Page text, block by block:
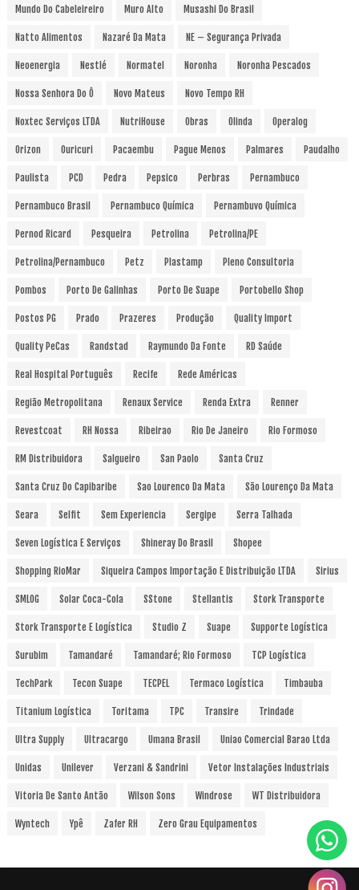
Mundo Do Cabeleireiro Muro Alto Musashi Do Brasil
Natto Alimentos Nazaré Da Mata NE – Segurança Privada
Neoenergia Nestlé Normatel Noronha Noronha Pescados
Nossa Senhora Do Ô Novo Mateus Novo Tempo RH
Noxtec Serviços LTDA NutriHouse Obras Olinda Operalog
Orizon Ouricuri Pacaembu Pague Menos Palmares Paudalho
Paulista PCD Pedra Pepsico Perbras Pernambuco
Pernambuco Brasil Pernambuco Química Pernambuvo Química
Pernod Ricard Pesqueira Petrolina Petrolina/PE
Petrolina/Pernambuco Petz Plastamp Pleno Consultoria
Pombos Porto De Galinhas Porto De Suape Portobello Shop
Postos PG Prado Prazeres Produção Quality Import
Quality PeCas Randstad Raymundo Da Fonte RD Saúde
Real Hospital Português Recife Rede Américas
Região Metropolitana Renaux Service Renda Extra Renner
Revestcoat RH Nossa Ribeirao Rio De Janeiro Rio Formoso
RM Distribuidora Salgueiro San Paolo Santa Cruz
Santa Cruz Do Capibaribe Sao Lourenco Da Mata São Lourenço Da Mata
Seara Selfit Sem Experiencia Sergipe Serra Talhada
Seven Logística E Serviços Shineray Do Brasil Shopee
Shopping RioMar Siqueira Campos Importação E Distribuição LTDA Sirius
SMLOG Solar Coca-Cola SStone Stellantis Stork Transporte
Stork Transporte E Logística Studio Z Suape Supporte Logística
Surubim Tamandaré Tamandaré; Rio Formoso TCP Logística
TechPark Tecon Suape TECPEL Termaco Logística Timbauba
Titanium Logística Toritama TPC Transire Trindade
Ultra Supply Ultracargo Umana Brasil Uniao Comercial Barao Ltda
Unidas Unilever Verzani & Sandrini Vetor Instalações Industriais
Vitoria De Santo Antão Wilson Sons Windrose WT Distribuidora
Wyntech Ypê Zafer RH Zero Grau Equipamentos